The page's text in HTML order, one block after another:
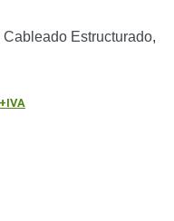
Cableado Estructurado,